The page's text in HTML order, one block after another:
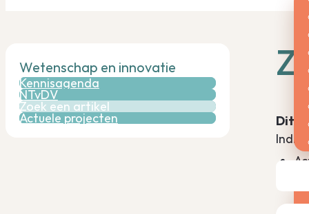
Wetenschap en innovatie
Kennisagenda
NTvDV
Zoek een artikel
Actuele projecten
Dit